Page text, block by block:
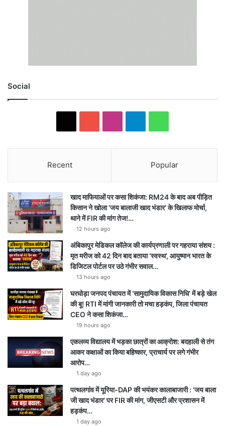
Social
Recent Popular
खाद माफियाओं पर कसा शिकंजा: RM24 के बाद अब पीड़ित
किसान ने खोला ‘जय बालाजी खाद भंडार’ के खिलाफ मोर्चा,
थाने में FIR की मांग तेज!…
12 hours ago
अंबिकापुर मेडिकल कॉलेज की कार्यप्रणाली पर गहराया संशय :
मृत मरीज को 42 दिन बाद बताया ‘स्वस्थ’, आयुष्मान भारत के
डिजिटल पोर्टल पर उठे गंभीर सवाल…
13 hours ago
घरघोड़ा जनपद पंचायत में ‘सामुदायिक विकास निधि’ में बड़े खेल
की बू! RTI में मांगी जानकारी तो मचा हड़कंप, जिला पंचायत
CEO ने कसा शिकंजा…
19 hours ago
एकलव्य विद्यालय में भड़का छात्रों का आक्रोश: बदहाली से तंग
आकर कक्षाओं का किया बहिष्कार, प्राचार्य पर लगे गंभीर
आरोप…
1 day ago
पत्थलगांव में यूरिया-DAP की भयंकर कालाबाजारी : ‘जय बाला
जी खाद भंडार’ पर FIR की मांग, जीएसटी और प्रशासन में
हड़कंप…
1 day ago